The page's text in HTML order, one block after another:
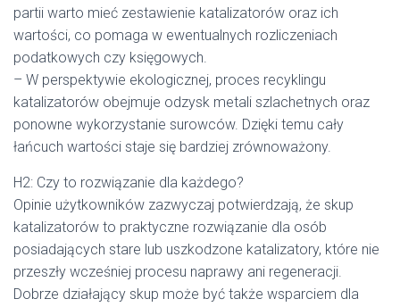
partii warto mieć zestawienie katalizatorów oraz ich
wartości, co pomaga w ewentualnych rozliczeniach
podatkowych czy księgowych.
– W perspektywie ekologicznej, proces recyklingu
katalizatorów obejmuje odzysk metali szlachetnych oraz
ponowne wykorzystanie surowców. Dzięki temu cały
łańcuch wartości staje się bardziej zrównoważony.
H2: Czy to rozwiązanie dla każdego?
Opinie użytkowników zazwyczaj potwierdzają, że skup
katalizatorów to praktyczne rozwiązanie dla osób
posiadających stare lub uszkodzone katalizatory, które nie
przeszły wcześniej procesu naprawy ani regeneracji.
Dobrze działający skup może być także wsparciem dla